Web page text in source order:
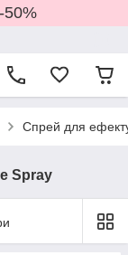
50%
Спрей для
Spray